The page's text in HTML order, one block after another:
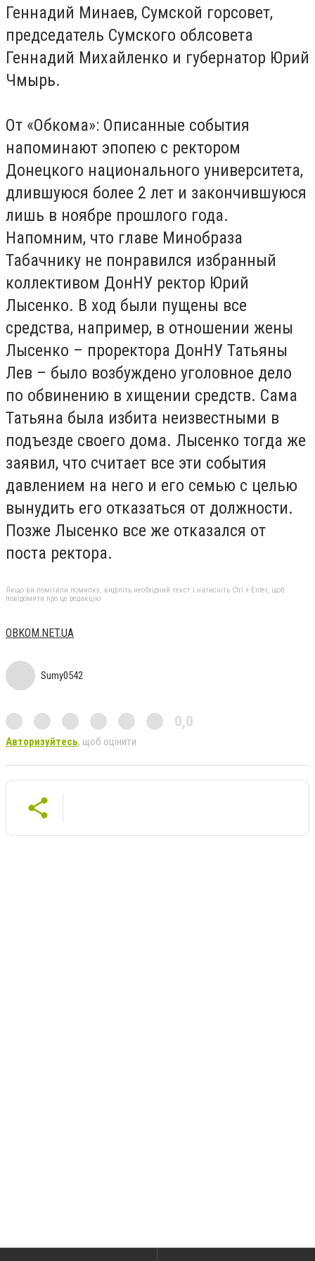
Геннадий Минаев, Сумской горсовет,
председатель Сумского облсовета
Геннадий Михайленко и губернатор Юрий
Чмырь.
От «Обкома»: Описанные события
напоминают эпопею с ректором
Донецкого национального университета,
длившуюся более 2 лет и закончившуюся
лишь в ноябре прошлого года.
Напомним, что главе Минобраза
Табачнику не понравился избранный
коллективом ДонНУ ректор Юрий
Лысенко. В ход были пущены все
средства, например, в отношении жены
Лысенко – проректора ДонНУ Татьяны
Лев – было возбуждено уголовное дело
по обвинению в хищении средств. Сама
Татьяна была избита неизвестными в
подъезде своего дома. Лысенко тогда же
заявил, что считает все эти события
давлением на него и его семью с целью
вынудить его отказаться от должности.
Позже Лысенко все же отказался от
поста ректора.
Якщо ви помітили помилку, виділіть необхідний текст і натисніть Ctrl + Enter, щоб
повідомити про це редакцію
OBKOM.NET.UA
Sumy0542
0,0
Авторизуйтесь, щоб оцінити